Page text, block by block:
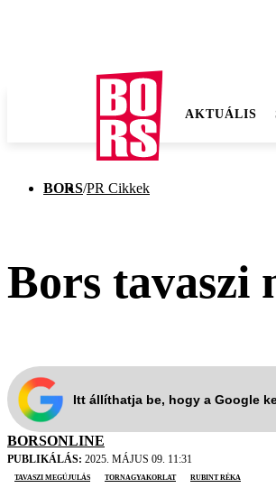
AKTUÁLIS
BORS/PR Cikkek
Bors tavaszi
Itt állíthatja be, hogy a Google
BORSONLINE
PUBLIKÁLÁS: 2025. MÁJUS 09. 11:31
tavaszi megújulás
tornagyakorlat Rubint Réka